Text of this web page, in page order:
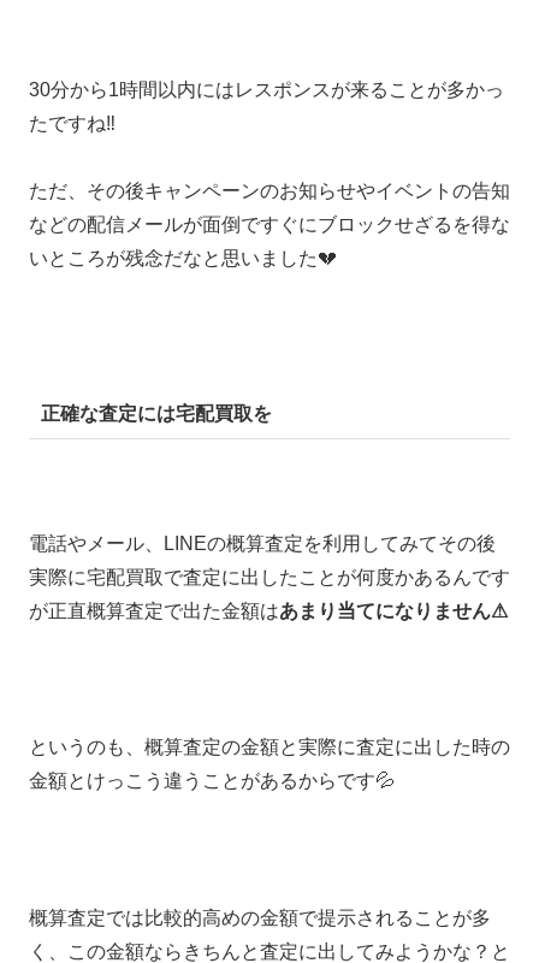
30分から1時間以内にはレスポンスが来ることが多かっ
たですね‼
ただ、その後キャンペーンのお知らせやイベントの告知
などの配信メールが面倒ですぐにブロックせざるを得な
いところが残念だなと思いました💔
正確な査定には宅配買取を
電話やメール、LINEの概算査定を利用してみてその後
実際に宅配買取で査定に出したことが何度かあるんです
が正直概算査定で出た金額はあまり当てになりません⚠
というのも、概算査定の金額と実際に査定に出した時の
金額とけっこう違うことがあるからです💦
概算査定では比較的高めの金額で提示されることが多
く、この金額ならきちんと査定に出してみようかな？と